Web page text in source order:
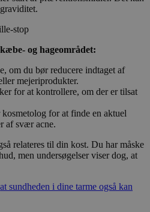
stop
og hageområdet:
om du bør reducere indtaget af
mejeriprodukter.
for at kontrollere, om der er tilsat
for at finde en aktuel
af svær acne.
relateres til din kost. Du har måske
men undersøgelser viser dog, at
at sundheden i dine tarme også kan